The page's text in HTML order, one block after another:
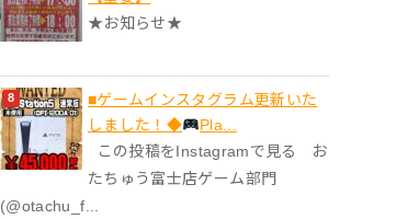
★お知らせ★
■ゲームインスタグラム更新いた
しました！◆
Pla...
この投稿をInstagramで見る お
たちゅう富士店ゲーム部門
(@otachu_f...